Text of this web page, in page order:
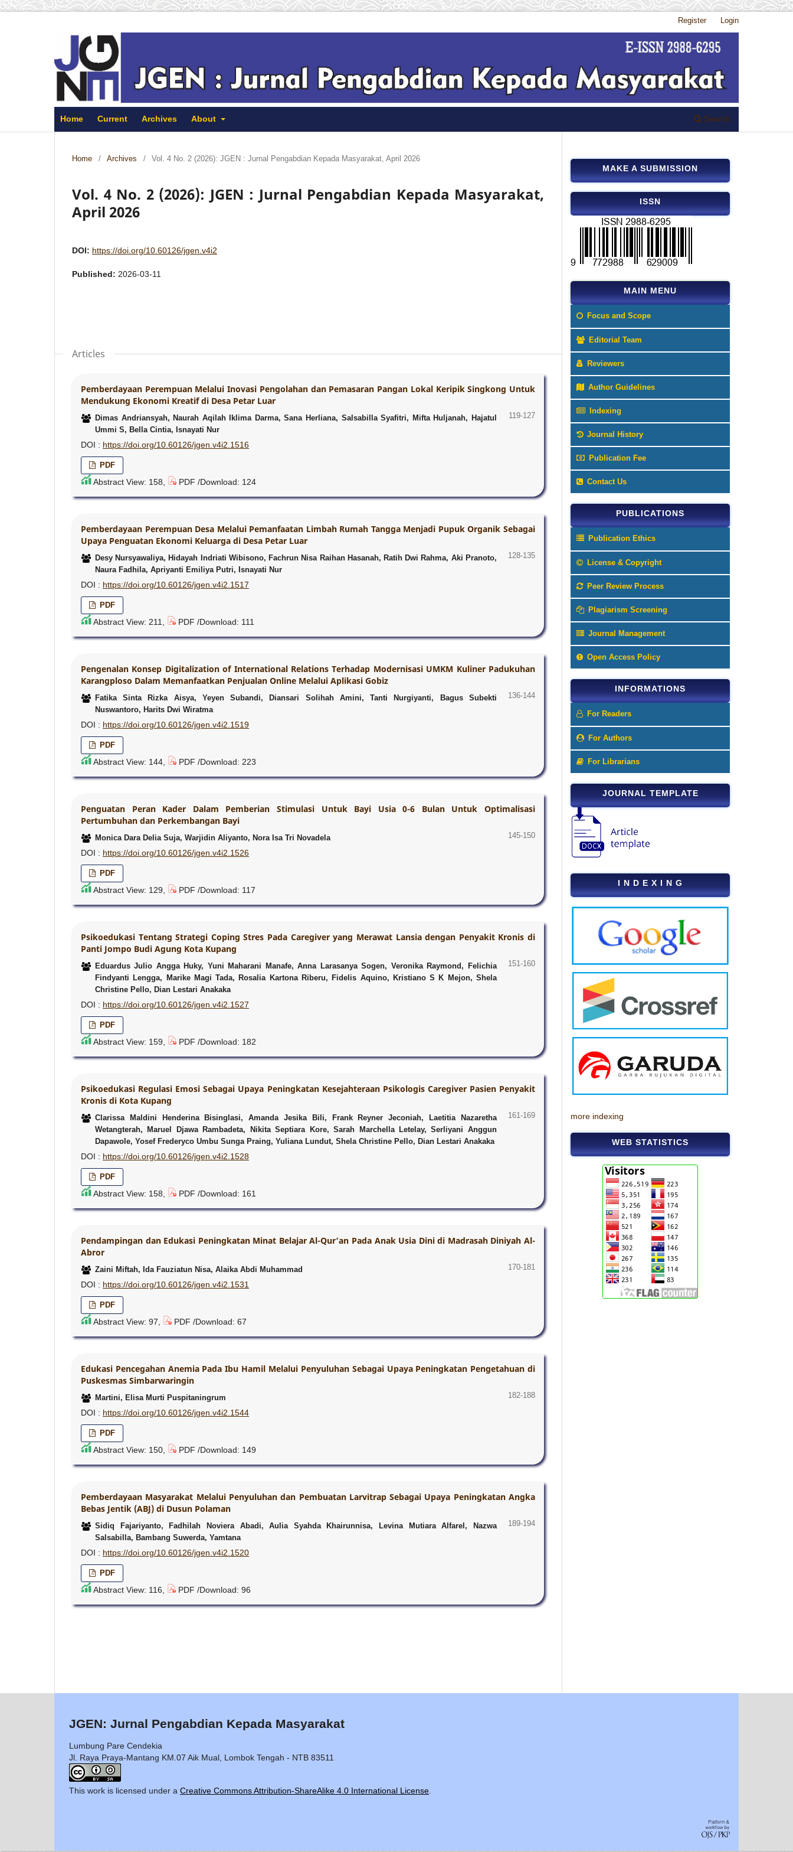
Home Current Archives About Search
Register Login
Home / Archives / Vol. 4 No. 2 (2026): JGEN : Jurnal Pengabdian Kepada Masyarakat, April 2026
Vol. 4 No. 2 (2026): JGEN : Jurnal Pengabdian Kepada Masyarakat,
April 2026
DOI: https://doi.org/10.60126/jgen.v4i2
Published: 2026-03-11
Articles
Pemberdayaan Perempuan Melalui Inovasi Pengolahan dan Pemasaran Pangan Lokal Keripik Singkong Untuk
Mendukung Ekonomi Kreatif di Desa Petar Luar
Dimas Andriansyah, Naurah Aqilah Iklima Darma, Sana Herliana, Salsabilla Syafitri, Mifta Huljanah, Hajatul
Ummi S, Bella Cintia, Isnayati Nur
119-127
DOI : https://doi.org/10.60126/jgen.v4i2.1516
PDF
Abstract View: 158, PDF /Download: 124
Pemberdayaan Perempuan Desa Melalui Pemanfaatan Limbah Rumah Tangga Menjadi Pupuk Organik Sebagai
Upaya Penguatan Ekonomi Keluarga di Desa Petar Luar
Desy Nursyawaliya, Hidayah Indriati Wibisono, Fachrun Nisa Raihan Hasanah, Ratih Dwi Rahma, Aki Pranoto,
Naura Fadhila, Apriyanti Emiliya Putri, Isnayati Nur
128-135
DOI : https://doi.org/10.60126/jgen.v4i2.1517
PDF
Abstract View: 211, PDF /Download: 111
Pengenalan Konsep Digitalization of International Relations Terhadap Modernisasi UMKM Kuliner Padukuhan
Karangploso Dalam Memanfaatkan Penjualan Online Melalui Aplikasi Gobiz
Fatika Sinta Rizka Aisya, Yeyen Subandi, Diansari Solihah Amini, Tanti Nurgiyanti, Bagus Subekti
Nuswantoro, Harits Dwi Wiratma
136-144
DOI : https://doi.org/10.60126/jgen.v4i2.1519
PDF
Abstract View: 144, PDF /Download: 223
Penguatan Peran Kader Dalam Pemberian Stimulasi Untuk Bayi Usia 0-6 Bulan Untuk Optimalisasi
Pertumbuhan dan Perkembangan Bayi
Monica Dara Delia Suja, Warjidin Aliyanto, Nora Isa Tri Novadela 145-150
DOI : https://doi.org/10.60126/jgen.v4i2.1526
PDF
Abstract View: 129, PDF /Download: 117
Psikoedukasi Tentang Strategi Coping Stres Pada Caregiver yang Merawat Lansia dengan Penyakit Kronis di
Panti Jompo Budi Agung Kota Kupang
Eduardus Julio Angga Huky, Yuni Maharani Manafe, Anna Larasanya Sogen, Veronika Raymond, Felichia
Findyanti Lengga, Marike Magi Tada, Rosalia Kartona Riberu, Fidelis Aquino, Kristiano S K Mejon, Shela
Christine Pello, Dian Lestari Anakaka
151-160
DOI : https://doi.org/10.60126/jgen.v4i2.1527
PDF
Abstract View: 159, PDF /Download: 182
Psikoedukasi Regulasi Emosi Sebagai Upaya Peningkatan Kesejahteraan Psikologis Caregiver Pasien Penyakit
Kronis di Kota Kupang
Clarissa Maldini Henderina Bisinglasi, Amanda Jesika Bili, Frank Reyner Jeconiah, Laetitia Nazaretha
Wetangterah, Maruel Djawa Rambadeta, Nikita Septiara Kore, Sarah Marchella Letelay, Serliyani Anggun
Dapawole, Yosef Frederyco Umbu Sunga Praing, Yuliana Lundut, Shela Christine Pello, Dian Lestari Anakaka
161-169
DOI : https://doi.org/10.60126/jgen.v4i2.1528
PDF
Abstract View: 158, PDF /Download: 161
Pendampingan dan Edukasi Peningkatan Minat Belajar Al-Qur’an Pada Anak Usia Dini di Madrasah Diniyah Al-
Abror
Zaini Miftah, Ida Fauziatun Nisa, Alaika Abdi Muhammad 170-181
DOI : https://doi.org/10.60126/jgen.v4i2.1531
PDF
Abstract View: 97, PDF /Download: 67
Edukasi Pencegahan Anemia Pada Ibu Hamil Melalui Penyuluhan Sebagai Upaya Peningkatan Pengetahuan di
Puskesmas Simbarwaringin
Martini, Elisa Murti Puspitaningrum 182-188
DOI : https://doi.org/10.60126/jgen.v4i2.1544
PDF
Abstract View: 150, PDF /Download: 149
Pemberdayaan Masyarakat Melalui Penyuluhan dan Pembuatan Larvitrap Sebagai Upaya Peningkatan Angka
Bebas Jentik (ABJ) di Dusun Polaman
Sidiq Fajariyanto, Fadhilah Noviera Abadi, Aulia Syahda Khairunnisa, Levina Mutiara Alfarel, Nazwa
Salsabilla, Bambang Suwerda, Yamtana
189-194
DOI : https://doi.org/10.60126/jgen.v4i2.1520
PDF
Abstract View: 116, PDF /Download: 96
MAKE A SUBMISSION
ISSN
MAIN MENU
Focus and Scope
Editorial Team
Reviewers
Author Guidelines
Indexing
Journal History
Publication Fee
Contact Us
PUBLICATIONS
Publication Ethics
License & Copyright
Peer Review Process
Plagiarism Screening
Journal Management
Open Access Policy
INFORMATIONS
For Readers
For Authors
For Librarians
JOURNAL TEMPLATE
I N D E X I N G
more indexing
WEB STATISTICS
JGEN: Jurnal Pengabdian Kepada Masyarakat
Lumbung Pare Cendekia
Jl. Raya Praya-Mantang KM.07 Aik Mual, Lombok Tengah - NTB 83511
This work is licensed under a Creative Commons Attribution-ShareAlike 4.0 International License.